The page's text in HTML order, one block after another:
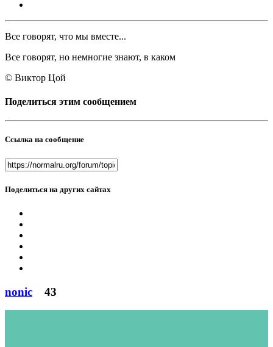
Все говорят, что мы вместе...
Все говорят, но немногие знают, в каком
© Виктор Цой
Поделиться этим сообщением
Ссылка на сообщение
Поделиться на других сайтах
nonic 43